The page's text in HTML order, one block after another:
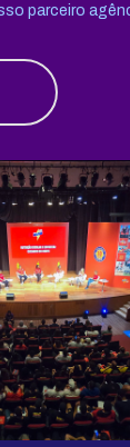
parceiro